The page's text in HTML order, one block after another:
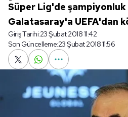
Süper Lig'de şampiyonluk
Galatasaray'a UEFA'dan
Giriş Tarihi:23 Şubat 2018 11:42
Son Güncelleme:23 Şubat 2018 11:56